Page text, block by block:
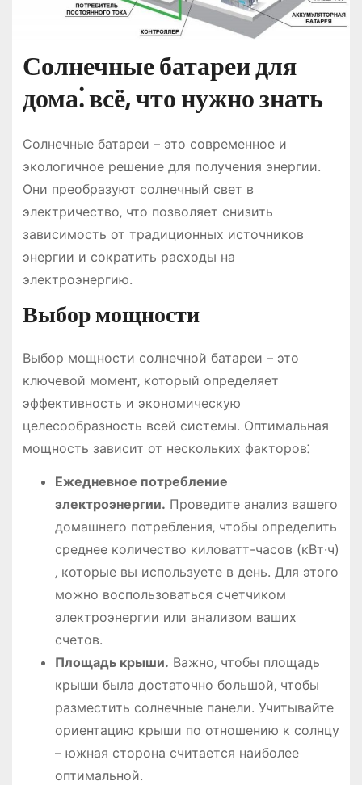
Солнечные батареи для
дома⁚ всё‚ что нужно знать
Солнечные батареи – это современное и
экологичное решение для получения энергии.
Они преобразуют солнечный свет в
электричество‚ что позволяет снизить
зависимость от традиционных источников
энергии и сократить расходы на
электроэнергию.
Выбор мощности
Выбор мощности солнечной батареи – это
ключевой момент‚ который определяет
эффективность и экономическую
целесообразность всей системы. Оптимальная
мощность зависит от нескольких факторов⁚
Ежедневное потребление
электроэнергии. Проведите анализ вашего
домашнего потребления‚ чтобы определить
среднее количество киловатт-часов (кВт·ч)
‚ которые вы используете в день. Для этого
можно воспользоваться счетчиком
электроэнергии или анализом ваших
счетов.
Площадь крыши. Важно‚ чтобы площадь
крыши была достаточно большой‚ чтобы
разместить солнечные панели. Учитывайте
ориентацию крыши по отношению к солнцу
– южная сторона считается наиболее
оптимальной.